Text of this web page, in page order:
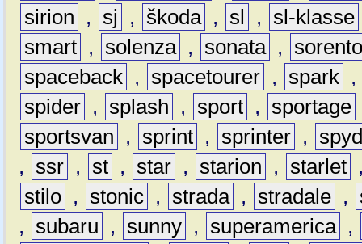
sirion
, sj , škoda , sl , sl-klasse
smart , solenza , sonata ,
spaceback , spacetourer , spark ,
spider , splash , sport , sportage
sportsvan
, sprint , sprinter ,
,
ssr , st , star , starion , starlet
stilo , stonic , strada , stradale ,
,
subaru , sunny , superamerica ,